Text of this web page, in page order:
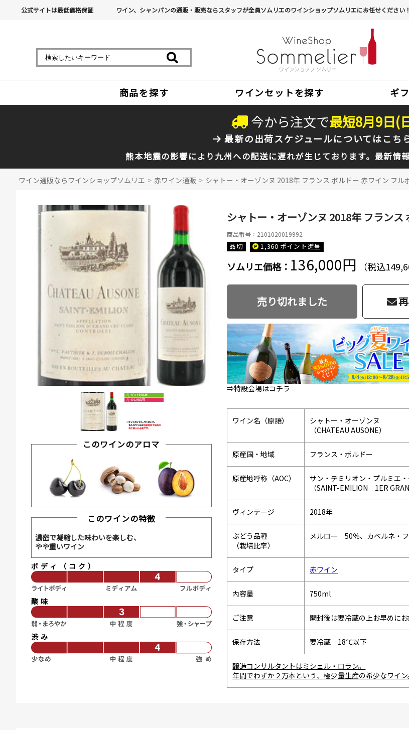
公式サイトは最低価格保証 ワイン、シャンパンの通販・販売ならスタッフが全員ソムリエのワインショップソムリエにお任せください！
商品を探す ワインセットを探す ギ
今から注文で最短8月9日(
最新の出荷スケジュールについてはこち
熊本地震の影響により九州への配送に遅れが生じております。最新情
ワイン通販ならワインショップソムリエ > 赤ワイン通販 > シャトー・オーゾンヌ 2018年 フランス ボルドー 赤ワイン フル
このワインのアロマ
このワインの特徴
濃密で凝縮した味わいを楽しむ、
やや重いワイン
ボディ（コク）
酸味
渋み
シャトー・オーゾンヌ 2018年 フラン
商品番号：2101020019992
品切 1,360 ポイント進呈
ソムリエ価格： 136,000円 （税込
売り切れました
⇒特設会場はコチラ
ワイン名（原語）
シャトー・オーゾンヌ
（CHATEAU AUSONE）
原産国・地域 フランス・ボルドー
原産地呼称（AOC）
サン・テミリオン・プルミエ
（SAINT-EMILION 1ER
ヴィンテージ 2018年
ぶどう品種
（栽培比率）
メルロー 50％、カベルネ・
タイプ 赤ワイン
内容量 750ml
ご注意 開封後は要冷蔵の上お早めにお
保存方法 要冷蔵 18℃以下
醸造コンサルタントはミシェル・ロラン。
年間でわずか２万本という、極少量生産の希少なワイン